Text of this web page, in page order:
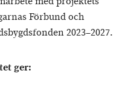
Förbund och
2023–2027.
ger: